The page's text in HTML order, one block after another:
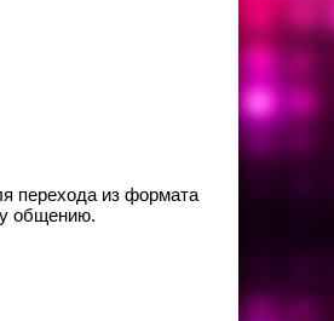
перехода из формата
общению.